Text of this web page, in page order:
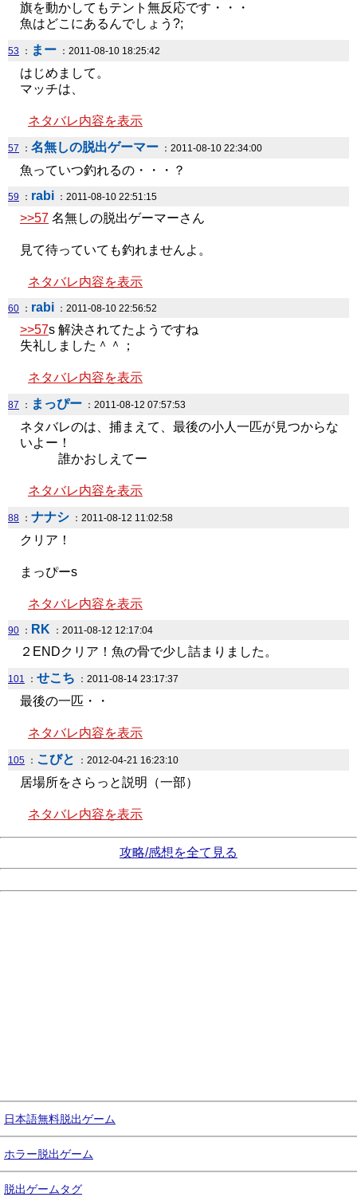
旗を動かしてもテント無反応です・・・
魚はどこにあるんでしょう?;
53 ： まー ：2011-08-10 18:25:42
はじめまして。
マッチは、
ネタバレ内容を表示
57 ： 名無しの脱出ゲーマー ：2011-08-10 22:34:00
魚っていつ釣れるの・・・？
59 ： rabi ：2011-08-10 22:51:15
>>57 名無しの脱出ゲーマーさん
見て待っていても釣れませんよ。
ネタバレ内容を表示
60 ： rabi ：2011-08-10 22:56:52
>>57s 解決されてたようですね
失礼しました＾＾；
ネタバレ内容を表示
87 ： まっぴー ：2011-08-12 07:57:53
ネタバレのは、捕まえて、最後の小人一匹が見つからな
いよー！
誰かおしえてー
ネタバレ内容を表示
88 ： ナナシ ：2011-08-12 11:02:58
クリア！
まっぴーs
ネタバレ内容を表示
90 ： RK ：2011-08-12 12:17:04
２ENDクリア！魚の骨で少し詰まりました。
101 ： せこち ：2011-08-14 23:17:37
最後の一匹・・
ネタバレ内容を表示
105 ： こびと ：2012-04-21 16:23:10
居場所をさらっと説明（一部）
ネタバレ内容を表示
攻略/感想を全て見る
日本語無料脱出ゲーム
ホラー脱出ゲーム
脱出ゲームタグ